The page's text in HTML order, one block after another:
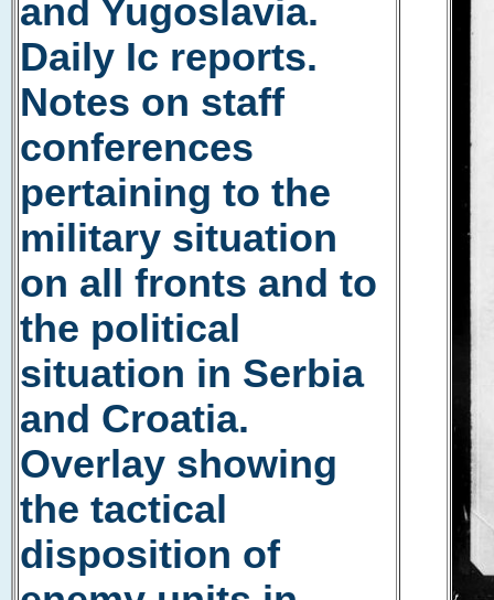
and Yugoslavia.
Daily Ic reports.
Notes on staff
conferences
pertaining to the
military situation
on all fronts and to
the political
situation in Serbia
and Croatia.
Overlay showing
the tactical
disposition of